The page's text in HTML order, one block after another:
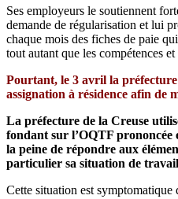
Ses employeurs le soutiennent
demande de régularisation et lui
chaque mois des fiches de paie
tout autant que les compétences
Pourtant, le 3 avril la
assignation à résidence afin de
La préfecture de la Creuse
fondant sur l’OQTF prononcée
la peine de répondre aux
particulier sa situation de
Cette situation est symptomatique